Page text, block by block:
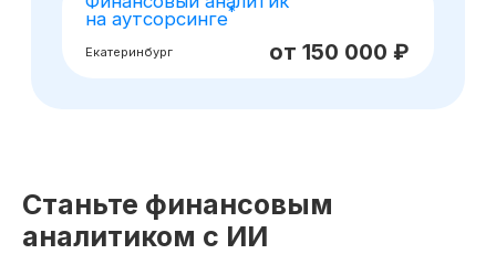
Станьте финансовым
аналитиком с ИИ